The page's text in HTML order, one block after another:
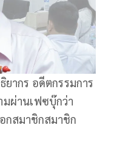
ากร อดีตกรรมการ
มผ่านเฟซบุ๊กว่า
กสมาชิกสมาชิก